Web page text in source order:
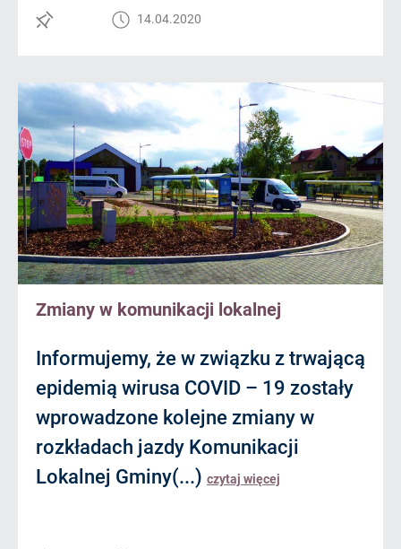
14.04.2020
Zmiany w komunikacji lokalnej
Informujemy, że w związku z trwającą
epidemią wirusa COVID – 19 zostały
wprowadzone kolejne zmiany w
rozkładach jazdy Komunikacji
Lokalnej Gminy(...) czytaj więcej